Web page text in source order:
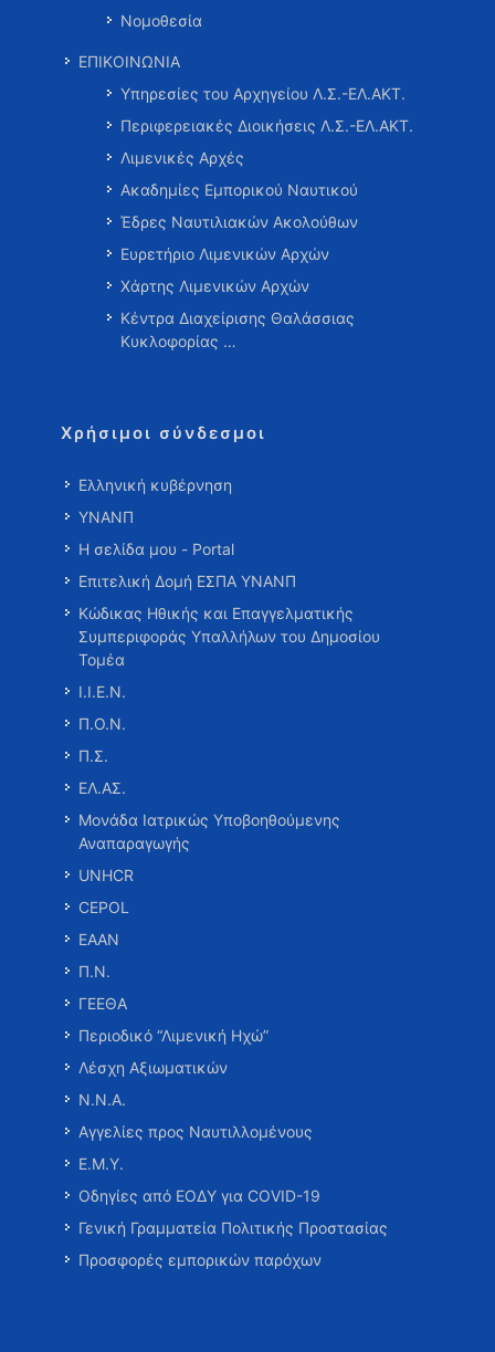
Νομοθεσία
ΕΠΙΚΟΙΝΩΝΙΑ
Υπηρεσίες του Αρχηγείου Λ.Σ.-ΕΛ.ΑΚΤ.
Περιφερειακές Διοικήσεις Λ.Σ.-ΕΛ.ΑΚΤ.
Λιμενικές Αρχές
Ακαδημίες Εμπορικού Ναυτικού
Έδρες Ναυτιλιακών Ακολούθων
Ευρετήριο Λιμενικών Αρχών
Χάρτης Λιμενικών Αρχών
Κέντρα Διαχείρισης Θαλάσσιας
Κυκλοφορίας …
Χρήσιμοι σύνδεσμοι
Ελληνική κυβέρνηση
ΥΝΑΝΠ
Η σελίδα μου - Portal
Επιτελική Δομή ΕΣΠΑ ΥΝΑΝΠ
Κώδικας Ηθικής και Επαγγελματικής
Συμπεριφοράς Υπαλλήλων του Δημοσίου
Τομέα
Ι.Ι.Ε.Ν.
Π.Ο.Ν.
Π.Σ.
ΕΛ.ΑΣ.
Μονάδα Ιατρικώς Υποβοηθούμενης
Αναπαραγωγής
UNHCR
CEPOL
ΕΑΑΝ
Π.Ν.
ΓΕΕΘΑ
Περιοδικό “Λιμενική Ηχώ”
Λέσχη Αξιωματικών
Ν.Ν.Α.
Αγγελίες προς Ναυτιλλομένους
Ε.Μ.Υ.
Οδηγίες από ΕΟΔΥ για COVID-19
Γενική Γραμματεία Πολιτικής Προστασίας
Προσφορές εμπορικών παρόχων